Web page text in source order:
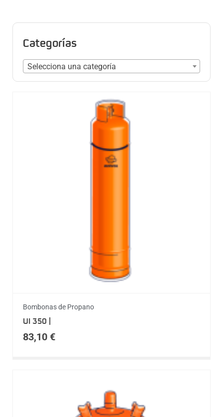
Categorías
Selecciona una categoría
Bombonas de Propano
UI 350 |
83,10 €